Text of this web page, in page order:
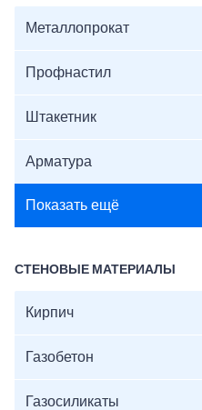
Металлопрокат
Профнастил
Штакетник
Арматура
Показать ещё
СТЕНОВЫЕ МАТЕРИАЛЫ
Кирпич
Газобетон
Газосиликаты